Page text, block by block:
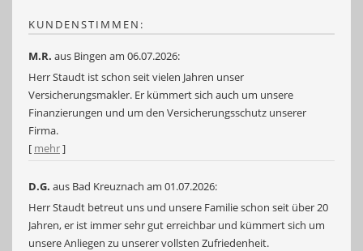
KUNDENSTIMMEN:
M.R. aus Bingen am 06.07.2026:
Herr Staudt ist schon seit vielen Jahren unser
Versicherungsmakler. Er kümmert sich auch um unsere
Finanzierungen und um den Versicherungsschutz unserer
Firma.
[ mehr]
D.G. aus Bad Kreuznach am 01.07.2026:
Herr Staudt betreut uns und unsere Familie schon seit über 20
Jahren, er ist immer sehr gut erreichbar und kümmert sich um
unsere Anliegen zu unserer vollsten Zufriedenheit.